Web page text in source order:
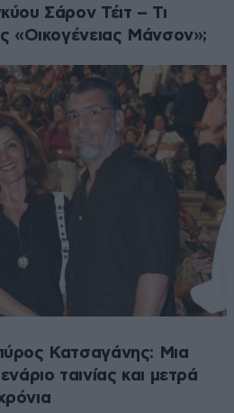
Σάρον Τέιτ – Τι
«Οικογένειας Μάνσον»;
Κατσαγάνης: Μια
ταινίας και μετρά